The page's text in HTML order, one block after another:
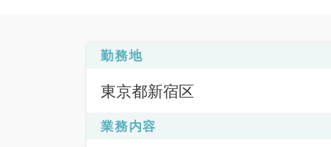
勤務地
東京都新宿区
業務内容